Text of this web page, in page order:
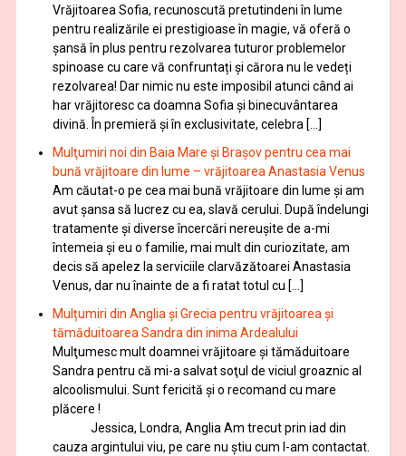
Vrăjitoarea Sofia, recunoscută pretutindeni în lume
pentru realizările ei prestigioase în magie, vă oferă o
şansă în plus pentru rezolvarea tuturor problemelor
spinoase cu care vă confruntați și cărora nu le vedeți
rezolvarea! Dar nimic nu este imposibil atunci când ai
har vrăjitoresc ca doamna Sofia şi binecuvântarea
divină. În premieră şi în exclusivitate, celebra […]
Mulţumiri noi din Baia Mare și Brașov pentru cea mai
bună vrăjitoare din lume – vrăjitoarea Anastasia Venus
Am căutat-o pe cea mai bună vrăjitoare din lume și am
avut șansa să lucrez cu ea, slavă cerului. După îndelungi
tratamente şi diverse încercări nereușite de a-mi
întemeia şi eu o familie, mai mult din curiozitate, am
decis să apelez la serviciile clarvăzătoarei Anastasia
Venus, dar nu înainte de a fi ratat totul cu […]
Mulțumiri din Anglia și Grecia pentru vrăjitoarea și
tămăduitoarea Sandra din inima Ardealului
Mulţumesc mult doamnei vrăjitoare și tămăduitoare
Sandra pentru că mi-a salvat soţul de viciul groaznic al
alcoolismului. Sunt fericită și o recomand cu mare
plăcere !
Jessica, Londra, Anglia Am trecut prin iad din
cauza argintului viu, pe care nu știu cum l-am contactat.